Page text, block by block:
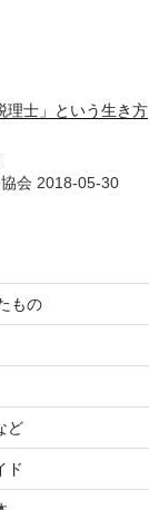
理士」という生き方
会 2018-05-30
もの
ど
ド